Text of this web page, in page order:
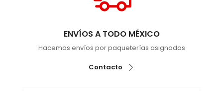
ENVÍOS A TODO MÉXICO
Hacemos envíos por paqueterías asignadas
Contacto